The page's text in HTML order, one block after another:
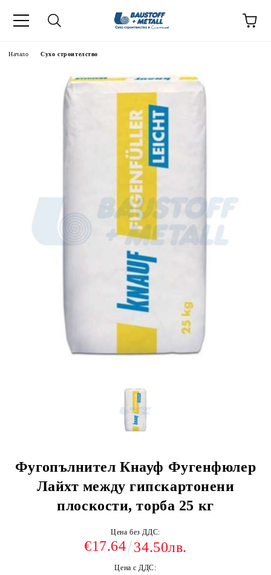
Начало Сухо строителство
Фугопълнител Кнауф Фугенфюлер
Лайхт между гипскартонени
плоскости, торба 25 кг
Цена без ДДС:
€17.64 34.50лв.
Цена с ДДС: